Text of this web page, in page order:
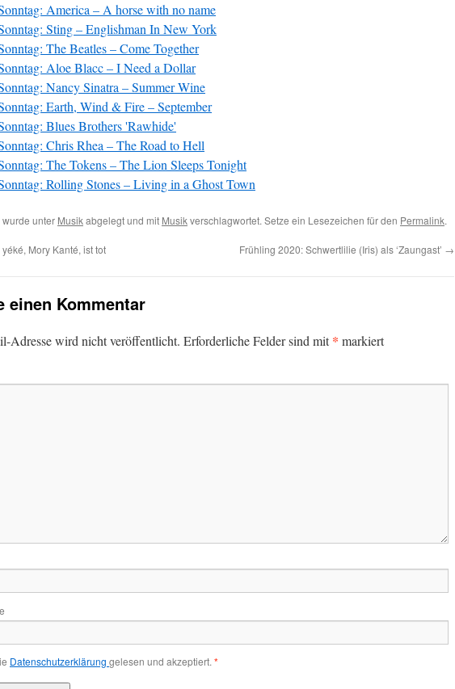
America – A horse with no name
Sting – Englishman In New York
The Beatles – Come Together
Aloe Blacc – I Need a Dollar
Nancy Sinatra – Summer Wine
Earth, Wind & Fire – September
Blues Brothers 'Rawhide'
Chris Rhea – The Road to Hell
The Tokens – The Lion Sleeps Tonight
Rolling Stones – Living in a Ghost Town
unter Musikabgelegt und mit Musikverschlagwortet. Setze ein Lesezeichen für den Permalink.
Mory Kanté, ist tot Frühling 2020: Schwertlilie (Iris) als ‘Zaungast’ →
einen Kommentar
Adresse wird nicht veröffentlicht. Erforderliche Felder sind mit* markiert
Datenschutzerklärung gelesen und akzeptiert. *